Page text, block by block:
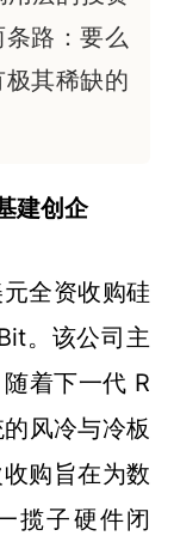
路：要么
其稀缺的
建创企
全资收购硅
。该公司主
着下一代 R
风冷与冷板
购旨在为数
揽子硬件闭